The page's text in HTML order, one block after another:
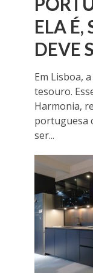
ELA É,
DEVE
Em Lisboa,
tesouro.
Harmonia,
portuguesa
ser...